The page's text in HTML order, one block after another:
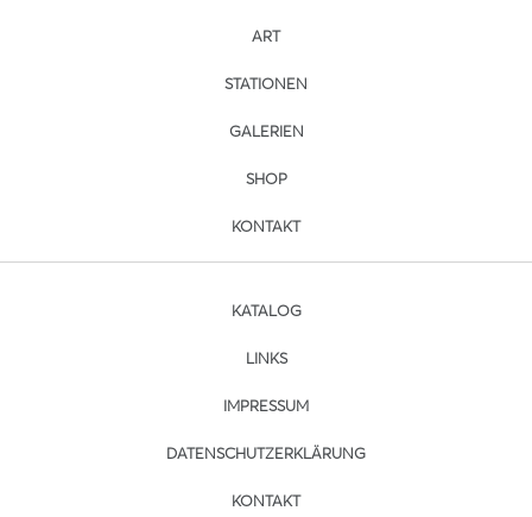
ART
STATIONEN
GALERIEN
SHOP
KONTAKT
KATALOG
LINKS
IMPRESSUM
DATENSCHUTZERKLÄRUNG
KONTAKT